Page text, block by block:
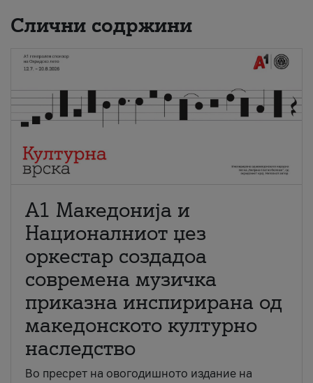
Слични содржини
А1 Македонија и
Националниот џез
оркестар создадоа
современа музичка
приказна инспирирана од
македонското културно
наследство
Во пресрет на овогодишното издание на